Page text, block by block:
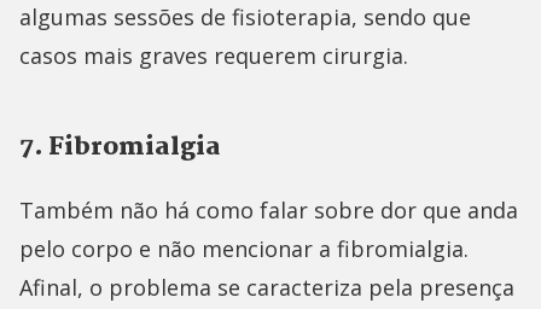
algumas sessões de fisioterapia, sendo que
casos mais graves requerem cirurgia.
7. Fibromialgia
Também não há como falar sobre dor que anda
pelo corpo e não mencionar a fibromialgia.
Afinal, o problema se caracteriza pela presença